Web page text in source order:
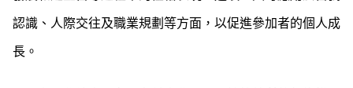
認識、人際交往及職業規劃等方面，以促進參加者的個人成
長。